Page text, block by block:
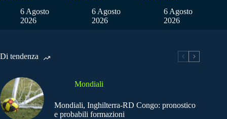
6 Agosto
2026
6 Agosto
2026
6 Agosto
2026
Di tendenza
Mondiali
Mondiali, Inghilterra-RD Congo: pronostico
e probabili formazioni